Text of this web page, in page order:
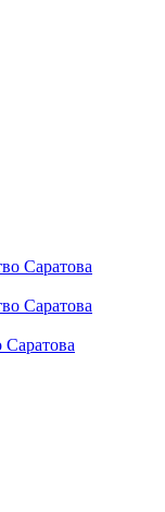
Саратова